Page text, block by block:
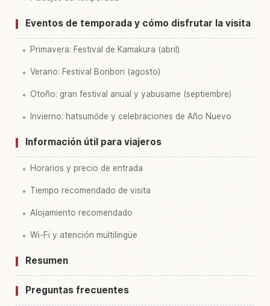
Eventos de temporada y cómo disfrutar la visita
Primavera: Festival de Kamakura (abril)
Verano: Festival Bonbori (agosto)
Otoño: gran festival anual y yabusame (septiembre)
Invierno: hatsumōde y celebraciones de Año Nuevo
Información útil para viajeros
Horarios y precio de entrada
Tiempo recomendado de visita
Alojamiento recomendado
Wi-Fi y atención multilingüe
Resumen
Preguntas frecuentes